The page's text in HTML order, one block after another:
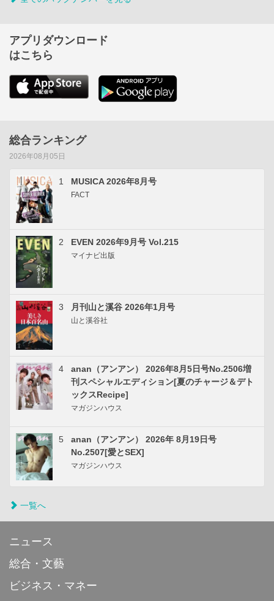
アプリダウンロード
はこちら
総合ランキング
2026年08月05日
1 MUSICA 2026年8月号
FACT
2 EVEN 2026年9月号 Vol.215
マイナビ出版
3 月刊山と溪谷 2026年1月号
山と溪谷社
4
anan（アンアン） 2026年8月5日号No.2506増
刊スペシャルエディション[夏のチャージ＆デト
ックスRecipe]
マガジンハウス
5
anan（アンアン） 2026年 8月19日号
No.2507[愛とSEX]
マガジンハウス
一覧へ
ニュース
総合・文藝
ビジネス・マネー